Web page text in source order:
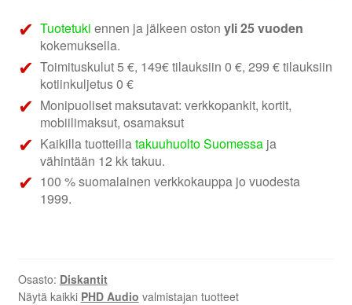
mm
silkkidiskantit
määrä
Tuotetuki ennen ja jälkeen ostonyli 25 vuoden
kokemuksella.
Toimituskulut 5 €, 149€ tilauksiin 0 €, 299 € tilauksiin
kotiinkuljetus 0 €
Monipuoliset maksutavat: verkkopankit, kortit,
mobiilimaksut, osamaksut
Kaikilla tuotteillatakuuhuolto Suomessa ja
vähintään 12 kk takuu.
100 % suomalainen verkkokauppa jo vuodesta
1999.
Osasto: Diskantit
Näytä kaikki PHD Audio valmistajan tuotteet